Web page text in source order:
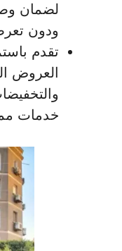
لضمان
ودون
تقدم
العروض
خدمات